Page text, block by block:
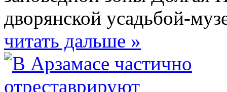
дворянской усадьбой-
читать дальше »